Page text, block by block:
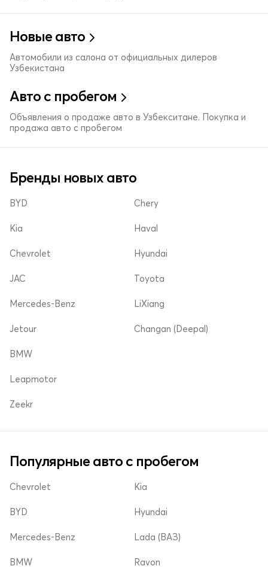
Новые авто
Автомобили из салона от официальных дилеров
Узбекистана
Авто с пробегом
Объявления о продаже авто в Узбекситане. Покупка и
продажа авто с пробегом
Бренды новых авто
BYD
Kia
Chevrolet
Chery
Haval
Hyundai
JAC
Mercedes-Benz
Jetour
Toyota
LiXiang
Changan (Deepal)
BMW
Leapmotor
Zeekr
Популярные авто с пробегом
Chevrolet
BYD
Mercedes-Benz
Kia
Hyundai
Lada (ВАЗ)
BMW Ravon